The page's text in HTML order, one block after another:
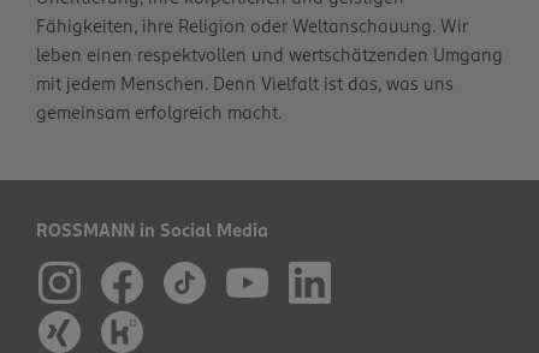
Fähigkeiten, ihre Religion oder Weltanschauung. Wir
leben einen respektvollen und wertschätzenden Umgang
mit jedem Menschen. Denn Vielfalt ist das, was uns
gemeinsam erfolgreich macht.
ROSSMANN in Social Media